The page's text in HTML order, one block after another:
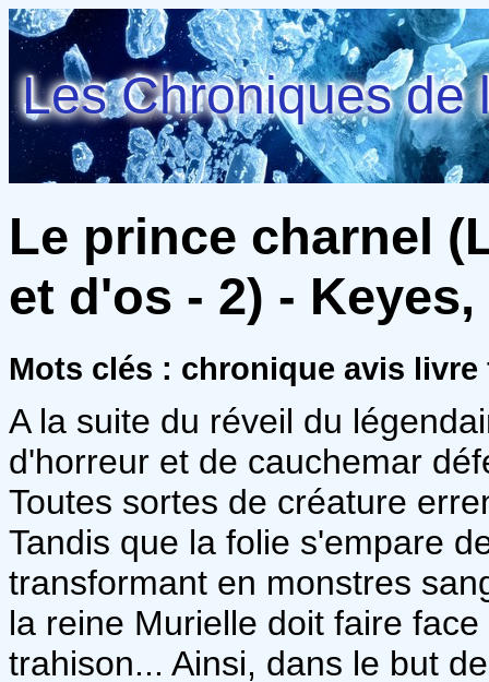
Les Chroniques de
Le prince charnel
et d'os - 2) - Keyes,
Mots clés : chronique avis livre
A la suite du réveil du
d'horreur et de cauchemar
Toutes sortes de créature
Tandis que la folie s'empare
transformant en monstres
la reine Murielle doit faire
trahison... Ainsi, dans le but